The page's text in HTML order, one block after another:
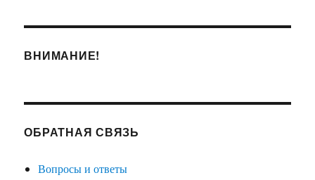
ВНИМАНИЕ!
ОБРАТНАЯ СВЯЗЬ
Вопросы и ответы